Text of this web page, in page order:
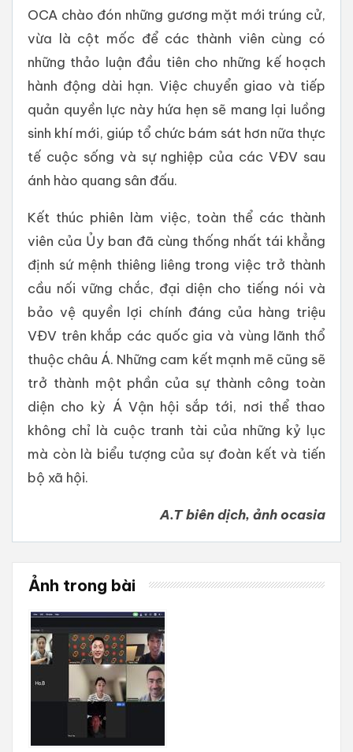
OCA chào đón những gương mặt mới trúng cử,
vừa là cột mốc để các thành viên cùng có
những thảo luận đầu tiên cho những kế hoạch
hành động dài hạn. Việc chuyển giao và tiếp
quản quyền lực này hứa hẹn sẽ mang lại luồng
sinh khí mới, giúp tổ chức bám sát hơn nữa thực
tế cuộc sống và sự nghiệp của các VĐV sau
ánh hào quang sân đấu.
Kết thúc phiên làm việc, toàn thể các thành
viên của Ủy ban đã cùng thống nhất tái khẳng
định sứ mệnh thiêng liêng trong việc trở thành
cầu nối vững chắc, đại diện cho tiếng nói và
bảo vệ quyền lợi chính đáng của hàng triệu
VĐV trên khắp các quốc gia và vùng lãnh thổ
thuộc châu Á. Những cam kết mạnh mẽ cũng sẽ
trở thành một phần của sự thành công toàn
diện cho kỳ Á Vận hội sắp tới, nơi thể thao
không chỉ là cuộc tranh tài của những kỷ lục
mà còn là biểu tượng của sự đoàn kết và tiến
bộ xã hội.
A.T biên dịch, ảnh ocasia
Ảnh trong bài